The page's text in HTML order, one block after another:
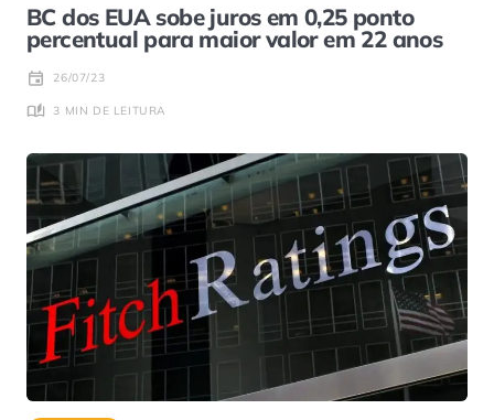
BC dos EUA sobe juros em 0,25 ponto
percentual para maior valor em 22 anos
26/07/23
3 MIN DE LEITURA